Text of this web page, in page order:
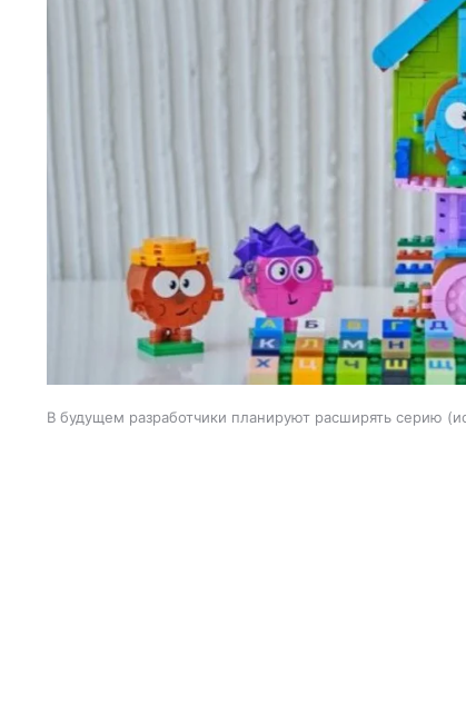
В будущем разработчики планируют расширять серию